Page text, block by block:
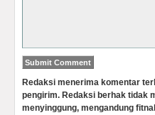
Redaksi menerima komentar
pengirim. Redaksi berhak tidak
menyinggung, mengandung